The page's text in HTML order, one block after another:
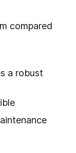
compared
a robust